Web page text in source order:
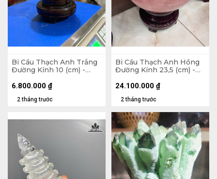
Bi Cầu Thạch Anh Trắng
Đường Kính 10 (cm) -
2 tháng trước
6.800.000 ₫
Bi Cầu Thạch Anh Hồng
Đường Kính 23,5 (cm) -
2 tháng trước
24.100.000 ₫